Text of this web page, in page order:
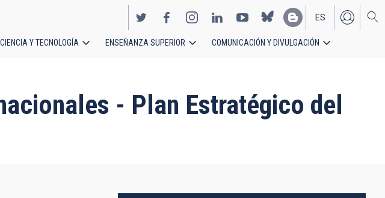
EN
ES
CIENCIA Y TECNOLOGÍA ENSEÑANZA SUPERIOR COMUNICACIÓN Y DIVULGACIÓN
- Plan Estratégico del